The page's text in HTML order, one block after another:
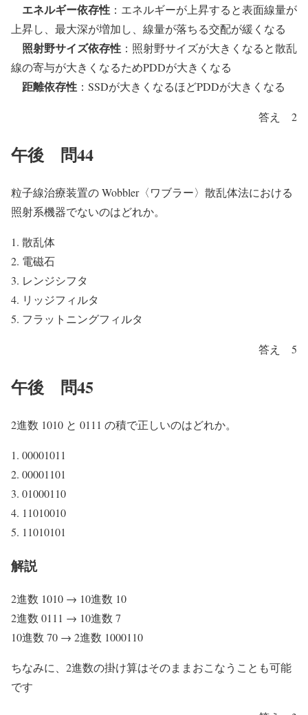
エネルギー依存性 ：エネルギーが上昇すると表面線量が
上昇し、最大深が増加し、線量が落ちる交配が緩くなる
照射野サイズ依存性 ：照射野サイズが大きくなると散乱
線の寄与が大きくなるためPDDが大きくなる
距離依存性 ：SSDが大きくなるほどPDDが大きくなる
答え 2
午後 問44
粒子線治療装置の Wobbler〈ワブラー〉散乱体法における
照射系機器でないのはどれか。
散乱体
電磁石
レンジシフタ
リッジフィルタ
フラットニングフィルタ
答え 5
午後 問45
2進数 1010 と 0111 の積で正しいのはどれか。
00001011
00001101
01000110
11010010
11010101
解説
2進数 1010 → 10進数 10
2進数 0111 → 10進数 7
10進数 70 → 2進数 1000110
ちなみに、2進数の掛け算はそのままおこなうことも可能
です